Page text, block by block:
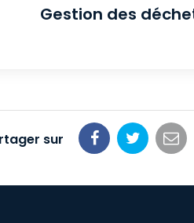
Gestion des
sur
Partager
Facebook
Partager
Twitter